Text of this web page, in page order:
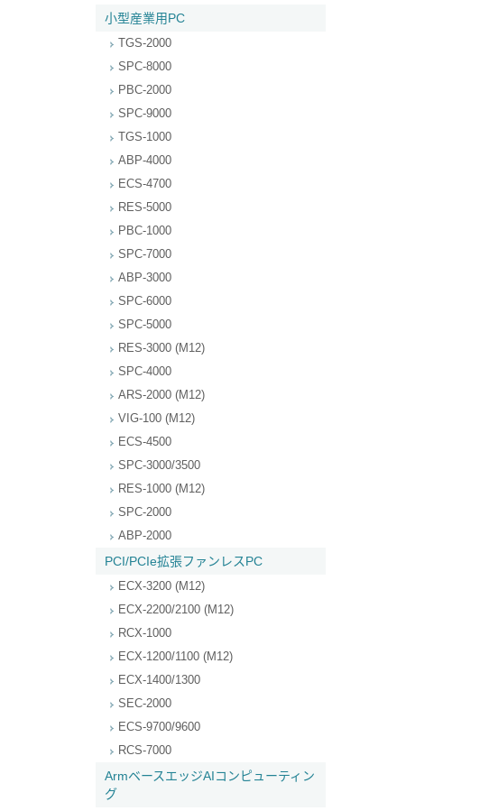
小型産業用PC
TGS-2000
SPC-8000
PBC-2000
SPC-9000
TGS-1000
ABP-4000
ECS-4700
RES-5000
PBC-1000
SPC-7000
ABP-3000
SPC-6000
SPC-5000
RES-3000 (M12)
SPC-4000
ARS-2000 (M12)
VIG-100 (M12)
ECS-4500
SPC-3000/3500
RES-1000 (M12)
SPC-2000
ABP-2000
PCI/PCIe拡張ファンレスPC
ECX-3200 (M12)
ECX-2200/2100 (M12)
RCX-1000
ECX-1200/1100 (M12)
ECX-1400/1300
SEC-2000
ECS-9700/9600
RCS-7000
ArmベースエッジAIコンピューティン
グ